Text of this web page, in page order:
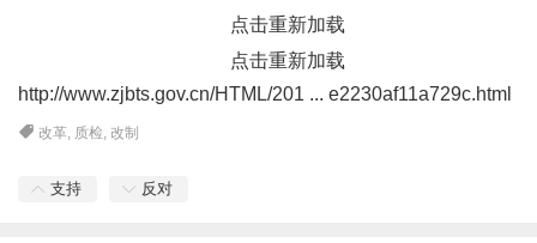
点击重新加载
点击重新加载
http://www.zjbts.gov.cn/HTML/201 ... e2230af11a729c.html
改革, 质检,改制
支持 反对